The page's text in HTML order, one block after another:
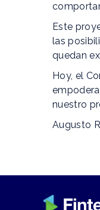
Este
las
quedan
Hoy, el
nuestro
Augusto